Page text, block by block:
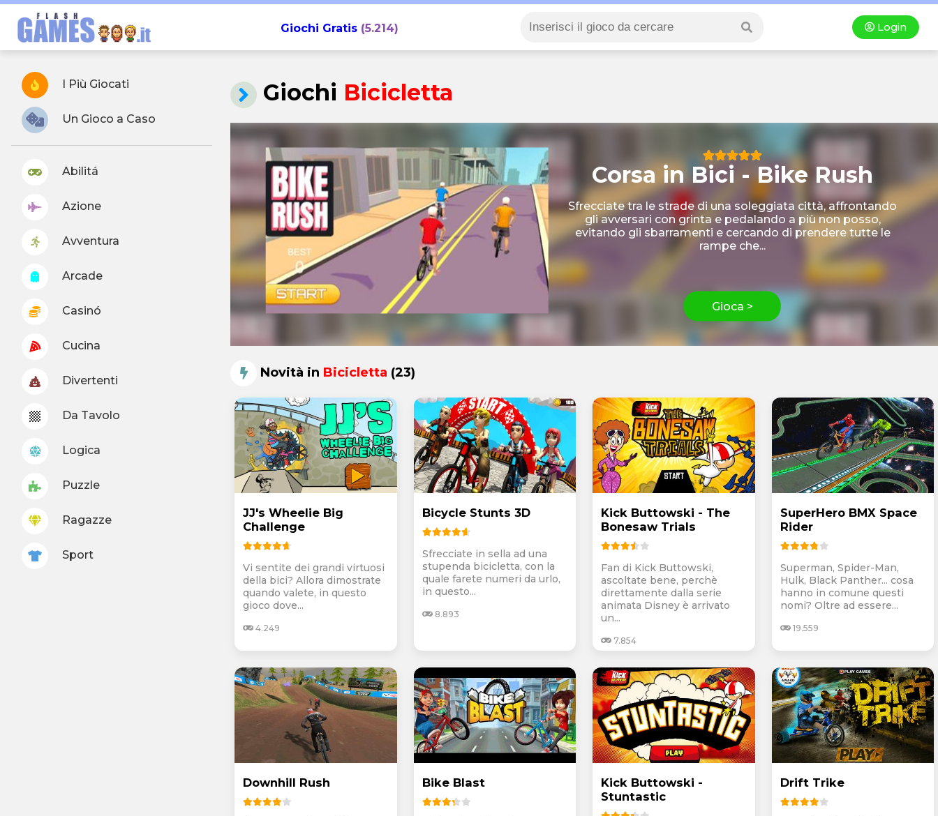
Giochi Gratis(5.214) Login
I Più Giocati
Un Gioco a Caso
Abilitá
Azione
Avventura
Arcade
Casinó
Cucina
Divertenti
Da Tavolo
Logica
Puzzle
Ragazze
Sport
Giochi Bicicletta
Corsa in Bici - Bike Rush
Sfrecciate tra le strade di una soleggiata città, affrontando
gli avversari con grinta e pedalando a più non posso,
evitando gli sbarramenti e cercando di prendere tutte le
rampe che...
Gioca >
Novità in Bicicletta (23)
JJ's Wheelie Big
Challenge
Vi sentite dei grandi virtuosi
della bici? Allora dimostrate
quando valete, in questo
gioco dove...
4.249
Bicycle Stunts 3D
Sfrecciate in sella ad una
stupenda bicicletta, con la
quale farete numeri da urlo,
in questo...
8.893
Kick Buttowski - The
Bonesaw Trials
Fan di Kick Buttowski,
ascoltate bene, perchè
direttamente dalla serie
animata Disney è arrivato
un...
7.854
SuperHero BMX Space
Rider
Superman, Spider-Man,
Hulk, Black Panther... cosa
hanno in comune questi
nomi? Oltre ad essere...
19.559
Downhill Rush Bike Blast
Kick Buttowski -
Stuntastic
Drift Trike